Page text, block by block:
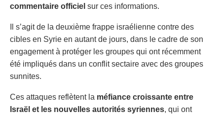
commentaire officiel sur ces informations.
Il s’agit de la deuxième frappe israélienne contre des
cibles en Syrie en autant de jours, dans le cadre de son
engagement à protéger les groupes qui ont récemment
été impliqués dans un conflit sectaire avec des groupes
sunnites.
Ces attaques reflètent la méfiance croissante entre
Israël et les nouvelles autorités syriennes, qui ont